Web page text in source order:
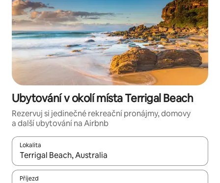
Ubytování v okolí místa Terrigal Beach
Rezervuj si jedinečné rekreační pronájmy, domovy
a další ubytování na Airbnb
Lokalita
Až budou výsledky k dispozici, můžeš si je procházet pomocí
Příjezd